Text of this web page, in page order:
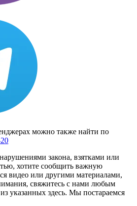
можно также найти по
закона, взятками или
хотите сообщить важную
видео или другими материалами,
свяжитесь с нами любым
указанных здесь. Мы постараемся